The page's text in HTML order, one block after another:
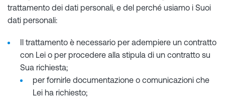
trattamento dei dati personali, e del perché usiamo i Suoi
dati personali:
Il trattamento è necessario per adempiere un contratto
con Lei o per procedere alla stipula di un contratto su
Sua richiesta;
per fornirle documentazione o comunicazioni che
Lei ha richiesto;